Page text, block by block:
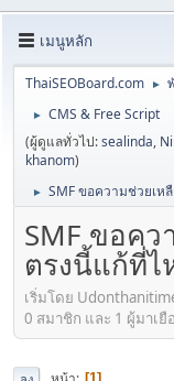
เมนูหลัก
ThaiSEOBoard.com ►
►
CMS & Free Script
(ผู้ดูแลทั่วไป:sealinda,
khanom)
► SMF ขอความช่วยเ
SMF ขอค
ตรงนี้แก้ที่ไ
เริ่มโดย
0 สมาชิก และ 1 ผู้มาเ